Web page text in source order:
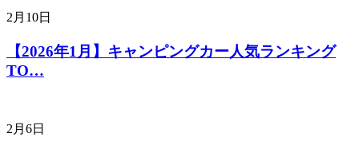
2月10日
【2026年1月】キャンピングカー人気ランキング
TO…
2月6日